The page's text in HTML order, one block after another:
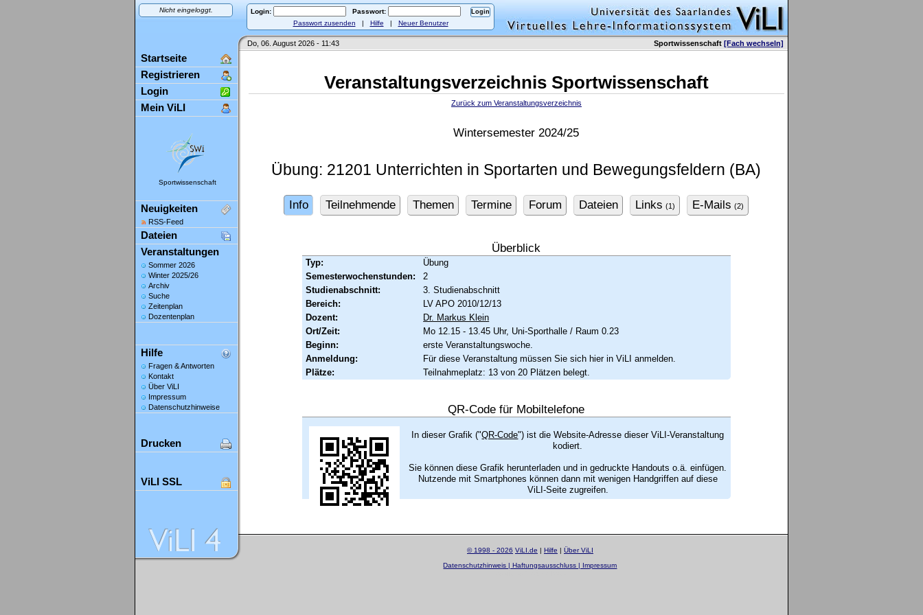
Nicht eingeloggt. Login:
Passwort:
Passwort zusenden | Hilfe | Neuer Benutzer
Do, 06. August 2026 - 11:43 Sportwissenschaft [Fach wechseln]
Startseite
Registrieren
Login
Mein ViLI
Sportwissenschaft
Neuigkeiten
RSS-Feed
Dateien
Veranstaltungen
Sommer 2026
Winter 2025/26
Archiv
Suche
Zeitenplan
Dozentenplan
Hilfe
Fragen & Antworten
Kontakt
Über ViLI
Impressum
Datenschutzhinweise
Drucken
ViLI SSL
Veranstaltungsverzeichnis Sportwissenschaft
Zurück zum Veranstaltungsverzeichnis
Wintersemester 2024/25
Übung: 21201 Unterrichten in Sportarten und Bewegungsfeldern (BA)
Info Teilnehmende Themen Termine Forum Dateien Links (1) E-Mails (2)
Überblick
Typ:
Übung
Semesterwochenstunden:
2
Studienabschnitt:
3. Studienabschnitt
Bereich:
LV APO 2010/12/13
Dozent:
Dr. Markus Klein
Ort/Zeit:
Mo 12.15 - 13.45 Uhr, Uni-Sporthalle / Raum 0.23
Beginn:
erste Veranstaltungswoche.
Anmeldung:
Für diese Veranstaltung müssen Sie sich hier in ViLI anmelden.
Plätze:
Teilnahmeplatz: 13 von 20 Plätzen belegt.
QR-Code für Mobiltelefone
In dieser Grafik ("QR-Code") ist die Website-Adresse dieser ViLI-Veranstaltung
kodiert.
Sie können diese Grafik herunterladen und in gedruckte Handouts o.ä. einfügen.
Nutzende mit Smartphones können dann mit wenigen Handgriffen auf diese
ViLI-Seite zugreifen.
© 1998 - 2026 ViLI.de | Hilfe | Über ViLI
Datenschutzhinweis | Haftungsausschluss | Impressum